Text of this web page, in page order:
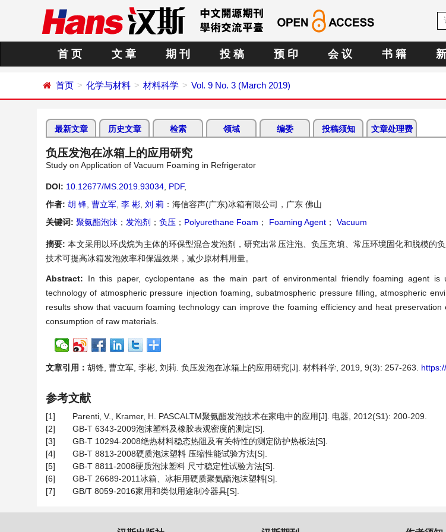
首 页 文 章 期 刊 投 稿 预 印 会 议 书 籍
首页 化学与材料 材料科学 Vol. 9 No. 3 (March 2019)
最新文章 历史文章 检索 领域 编委 投稿须知 文章处理费
负压发泡在冰箱上的应用研究
Study on Application of Vacuum Foaming in Refrigerator
DOI: 10.12677/MS.2019.93034 PDF,
作者: 胡 锋 曹立军 李 彬 刘 莉 ：海信容声(广东)冰箱有限公司，广东 佛山
关键词: 聚氨酯泡沫 ； 发泡剂 ； 负压 ； Polyurethane Foam ； Foaming Agent ； Vacuum
摘要:本文采用以环戊烷为主体的环保型混合发泡剂，研究出常压注泡、负压充填、常压环境固化和脱模的
技术可提高冰箱发泡效率和保温效果，减少原材料用量。
Abstract: In this paper, cyclopentane as the main part of environmental friendly foaming agent is
technology of atmospheric pressure injection foaming, subatmospheric pressure filling, atmospheric
results show that vacuum foaming technology can improve the foaming efficiency and heat
consumption of raw materials.
文章引用： 胡锋, 曹立军, 李彬, 刘莉. 负压发泡在冰箱上的应用研究[J]. 材料科学, 2019, 9(3): 257-263.
参考文献
[1]
Parenti, V., Kramer, H. PASCALTM聚氨酯发泡技术在家电中的应用[J]. 电器, 2012(S1): 200-209.
[2]
GB-T 6343-2009泡沫塑料及橡胶表观密度的测定[S].
[3]
GB-T 10294-2008绝热材料稳态热阻及有关特性的测定防护热板法[S].
[4]
GB-T 8813-2008硬质泡沫塑料 压缩性能试验方法[S].
[5]
GB-T 8811-2008硬质泡沫塑料 尺寸稳定性试验方法[S].
[6]
GB-T 26689-2011冰箱、冰柜用硬质聚氨酯泡沫塑料[S].
[7]
GB/T 8059-2016家用和类似用途制冷器具[S].